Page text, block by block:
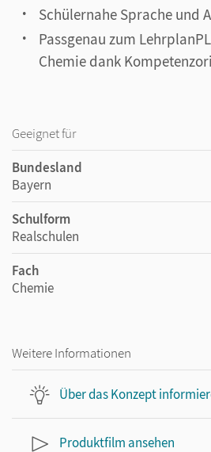
Schülernahe Sprache und
Passgenau zum
Chemie dank
Geeignet für
Bundesland
Bayern
Schulform
Realschulen
Fach
Chemie
Weitere Informationen
Über das Konzept
Produktfilm ansehen